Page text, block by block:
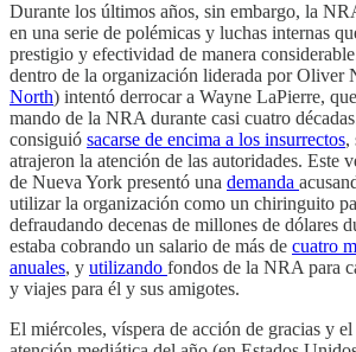
Durante los últimos años, sin embargo, la
en una serie de polémicas y luchas internas
prestigio y efectividad de manera
dentro de la organización liderada por Oliver
North) intentó derrocar a Wayne LaPierre,
mando de la NRA durante casi cuatro
consiguió sacarse de encima a los insurrectos,
atrajeron la atención de las autoridades. Este
de Nueva York presentó una demanda
utilizar la organización como un chiringuito
defraudando decenas de millones de dólares
estaba cobrando un salario de más de cuatro
anuales, y utilizando fondos de la NRA para
y viajes para él y sus amigotes.
El miércoles, víspera de acción de gracias y